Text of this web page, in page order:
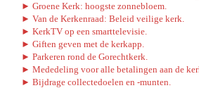
► Groene Kerk: hoogste zonnebloem.
► Van de Kerkenraad: Beleid veilige kerk.
► KerkTV op een smarttelevisie.
► Giften geven met de kerkapp.
► Parkeren rond de Gorechtkerk.
► Mededeling voor alle betalingen aan de
► Bijdrage collectedoelen en -munten.